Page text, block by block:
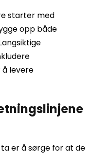
starter med
opp både
levere
er å sørge for at de